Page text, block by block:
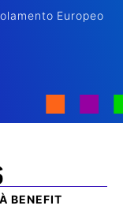
Europeo
BENEFIT